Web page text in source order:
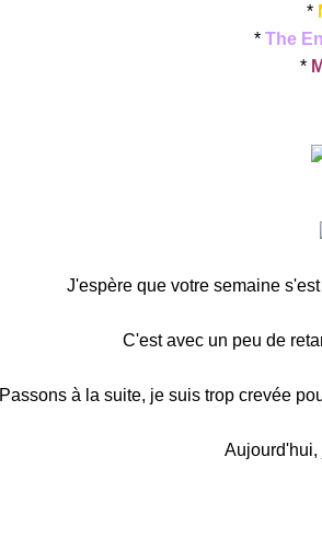
*
* The
*
J'espère que votre semaine
C'est avec un peu de
Passons à la suite, je suis trop crevée
Aujourd'hui,